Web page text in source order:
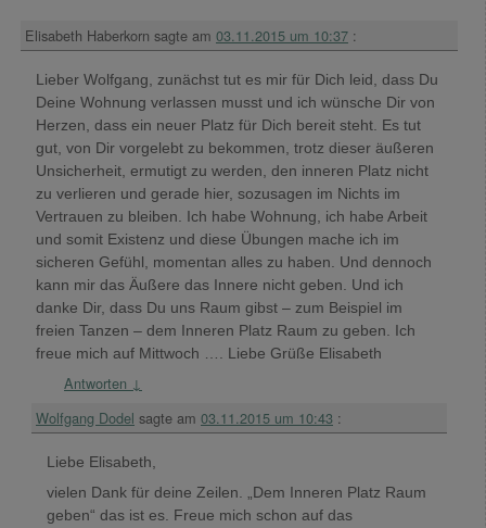
Elisabeth Haberkorn sagte am 03.11.2015 um 10:37 :
Lieber Wolfgang, zunächst tut es mir für Dich leid, dass Du
Deine Wohnung verlassen musst und ich wünsche Dir von
Herzen, dass ein neuer Platz für Dich bereit steht. Es tut
gut, von Dir vorgelebt zu bekommen, trotz dieser äußeren
Unsicherheit, ermutigt zu werden, den inneren Platz nicht
zu verlieren und gerade hier, sozusagen im Nichts im
Vertrauen zu bleiben. Ich habe Wohnung, ich habe Arbeit
und somit Existenz und diese Übungen mache ich im
sicheren Gefühl, momentan alles zu haben. Und dennoch
kann mir das Äußere das Innere nicht geben. Und ich
danke Dir, dass Du uns Raum gibst – zum Beispiel im
freien Tanzen – dem Inneren Platz Raum zu geben. Ich
freue mich auf Mittwoch …. Liebe Grüße Elisabeth
Antworten ↓
Wolfgang Dodel sagte am 03.11.2015 um 10:43 :
Liebe Elisabeth,
vielen Dank für deine Zeilen. „Dem Inneren Platz Raum
geben“ das ist es. Freue mich schon auf das